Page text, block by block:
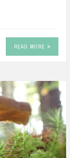
READ MORE